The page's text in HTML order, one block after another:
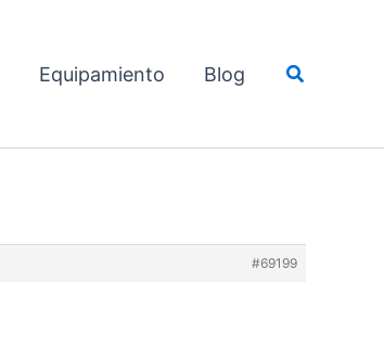
Equipamiento Blog Buscar
#69199